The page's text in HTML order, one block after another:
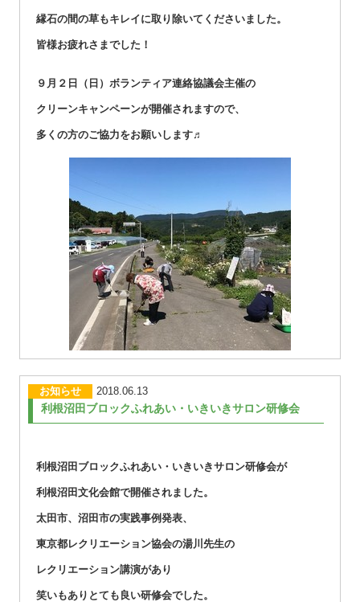
縁石の間の草もキレイに取り除いてくださいました。
皆様お疲れさまでした！
９月２日（日）ボランティア連絡協議会主催の
クリーンキャンペーンが開催されますので、
多くの方のご協力をお願いします♬
お知らせ 2018.06.13
利根沼田ブロックふれあい・いきいきサロン研修会
利根沼田ブロックふれあい・いきいきサロン研修会が
利根沼田文化会館で開催されました。
太田市、沼田市の実践事例発表、
東京都レクリエーション協会の湯川先生の
レクリエーション講演があり
笑いもありとても良い研修会でした。